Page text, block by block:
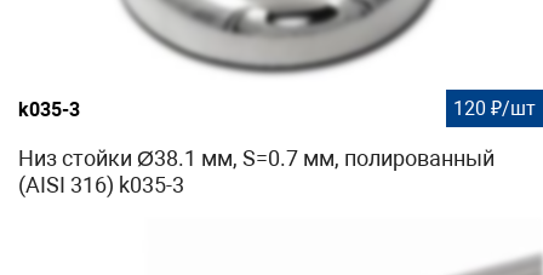
k035-3 120 ₽/шт
Низ стойки Ø38.1 мм, S=0.7 мм, полированный
(AISI 316) k035-3